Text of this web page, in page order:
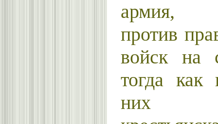
армия,
против
войск на
тогда
них